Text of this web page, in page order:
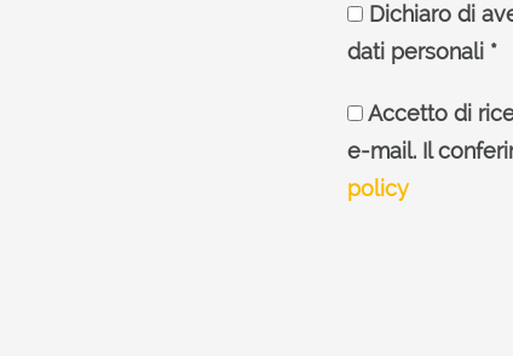
Dichiaro di
dati personali *
Accetto di
e-mail. Il
policy